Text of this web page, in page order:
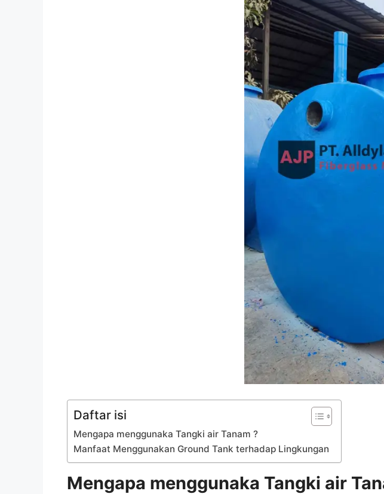
Daftar isi
Mengapa menggunaka Tangki air Tanam ?
Manfaat Menggunakan Ground Tank terhadap Lingkungan
Mengapa menggunaka Tangki air